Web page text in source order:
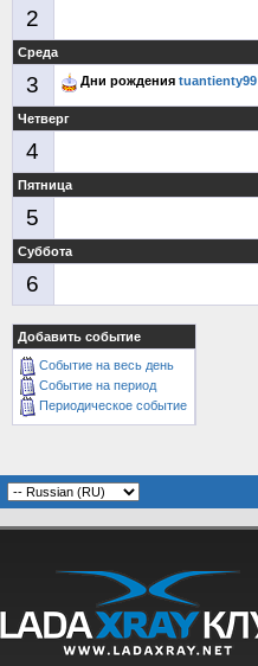
2
Среда
3 Дни рождения tuantienty99
Четверг
4
Пятница
5
Суббота
6
Добавить событие
Событие на весь день
Событие на период
Периодическое событие